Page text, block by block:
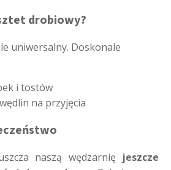
drobiowy?
uniwersalny. Doskonale
i tostów
na przyjęcia
naszą wędzarnię jeszcze